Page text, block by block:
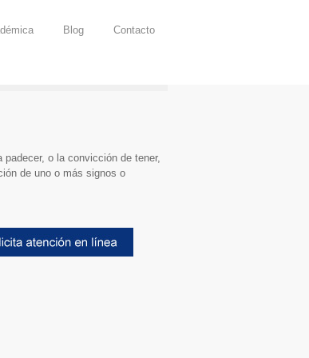
Blog Contacto
o la convicción de tener,
de uno o más signos o